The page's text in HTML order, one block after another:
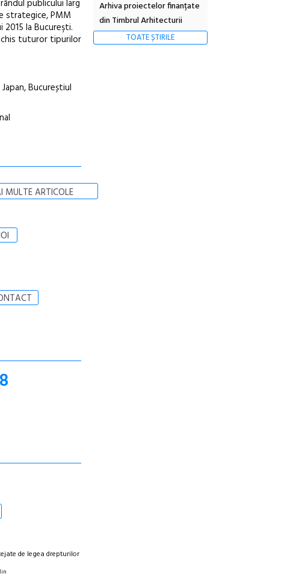
publicului larg
strategice, PMM
la Bucureşti.
tuturor tipurilor
Bucureștiul
MULTE ARTICOLE
Arhiva proiectelor finanțate
din Timbrul Arhitecturii
TOATE ȘTIRILE
de legea drepturilor